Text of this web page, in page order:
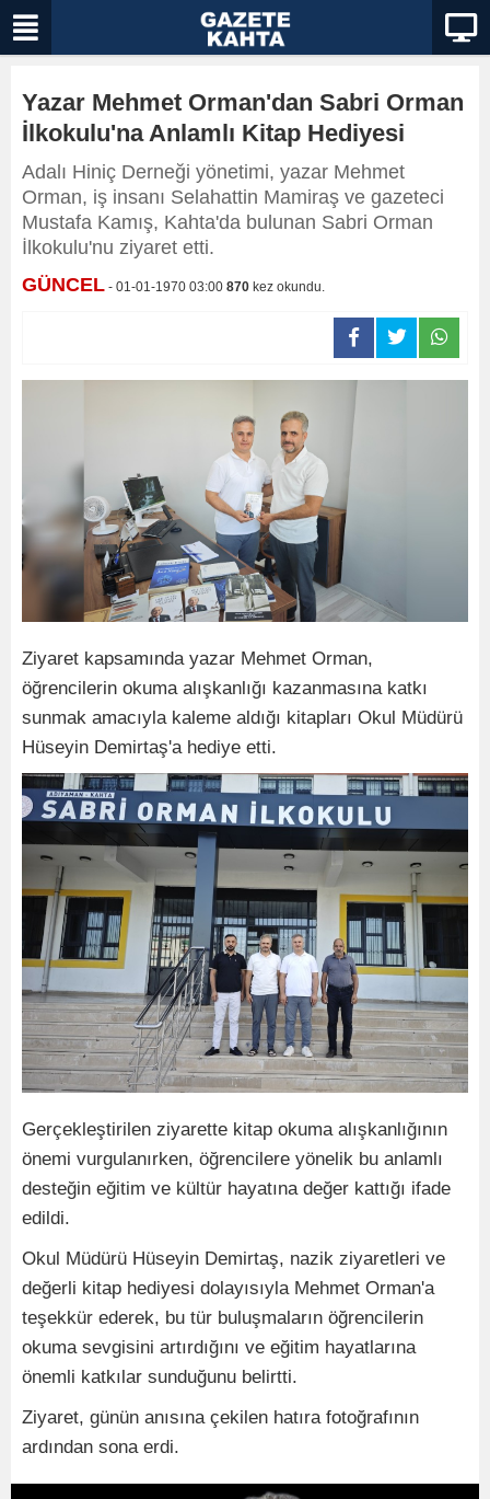
Yazar Mehmet Orman'dan Sabri Orman
İlkokulu'na Anlamlı Kitap Hediyesi
Adalı Hiniç Derneği yönetimi, yazar Mehmet
Orman, iş insanı Selahattin Mamiraş ve gazeteci
Mustafa Kamış, Kahta'da bulunan Sabri Orman
İlkokulu'nu ziyaret etti.
GÜNCEL - 01-01-1970 03:00 870 kez okundu.
Ziyaret kapsamında yazar Mehmet Orman,
öğrencilerin okuma alışkanlığı kazanmasına katkı
sunmak amacıyla kaleme aldığı kitapları Okul Müdürü
Hüseyin Demirtaş'a hediye etti.
Gerçekleştirilen ziyarette kitap okuma alışkanlığının
önemi vurgulanırken, öğrencilere yönelik bu anlamlı
desteğin eğitim ve kültür hayatına değer kattığı ifade
edildi.
Okul Müdürü Hüseyin Demirtaş, nazik ziyaretleri ve
değerli kitap hediyesi dolayısıyla Mehmet Orman'a
teşekkür ederek, bu tür buluşmaların öğrencilerin
okuma sevgisini artırdığını ve eğitim hayatlarına
önemli katkılar sunduğunu belirtti.
Ziyaret, günün anısına çekilen hatıra fotoğrafının
ardından sona erdi.